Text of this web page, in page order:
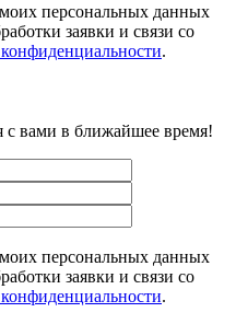
персональных данных
заявки и связи со
.
с вами в ближайшее время!
персональных данных
заявки и связи со
.